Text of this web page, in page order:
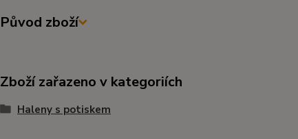
Původ zboží
Zboží zařazeno v kategoriích
Haleny s potiskem